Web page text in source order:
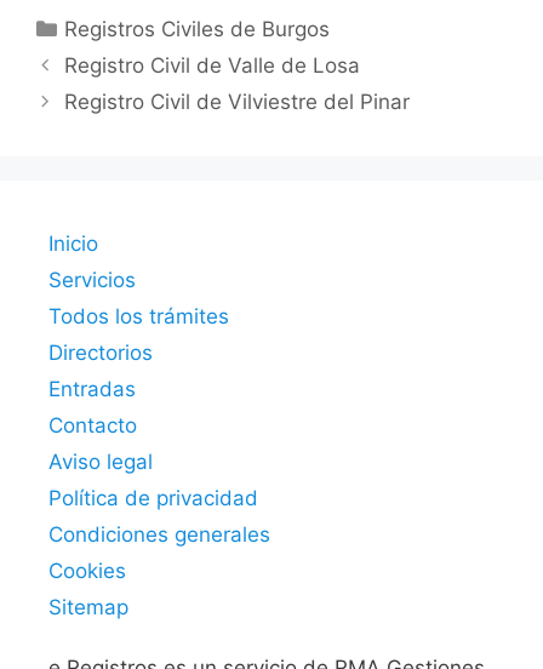
Categorías
Registros Civiles de Burgos
Registro Civil de Valle de Losa
Registro Civil de Vilviestre del Pinar
Inicio
Servicios
Todos los trámites
Directorios
Entradas
Contacto
Aviso legal
Política de privacidad
Condiciones generales
Cookies
Sitemap